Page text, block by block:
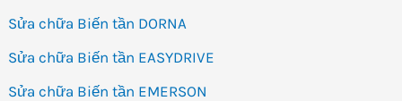
Sửa chữa Biến tần DORNA
Sửa chữa Biến tần EASYDRIVE
Sửa chữa Biến tần EMERSON